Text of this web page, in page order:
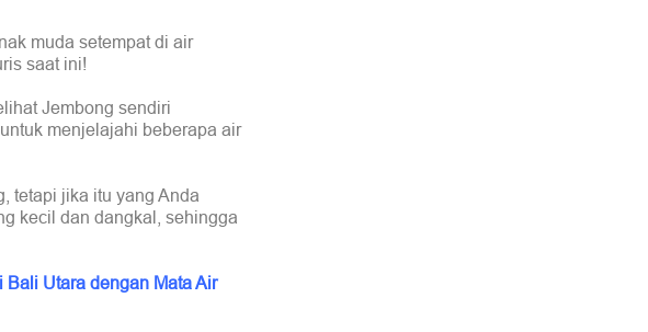
muda setempat di air
saat ini!
Jembong sendiri
menjelajahi beberapa air
tetapi jika itu yang Anda
kecil dan dangkal, sehingga
Bali Utara dengan Mata Air